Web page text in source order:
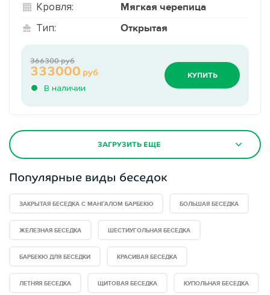
Кровля: Мягкая черепица
Тип: Открытая
В наличии
333000 руб
366300 руб
КУПИТЬ
ЗАГРУЗИТЬ ЕЩЕ
Популярные виды беседок
ЗАКРЫТАЯ БЕСЕДКА С МАНГАЛОМ БАРБЕКЮ БОЛЬШАЯ БЕСЕДКА
ЖЕЛЕЗНАЯ БЕСЕДКА ШЕСТИУГОЛЬНАЯ БЕСЕДКА
БАРБЕКЮ ДЛЯ БЕСЕДКИ КРАСИВАЯ БЕСЕДКА
ЛЕТНЯЯ БЕСЕДКА ЩИТОВАЯ БЕСЕДКА КУПОЛЬНАЯ БЕСЕДКА